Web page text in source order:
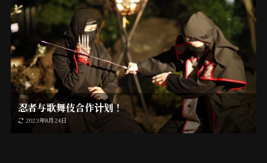
忍者与歌舞伎合作计划！
2023年8月24日